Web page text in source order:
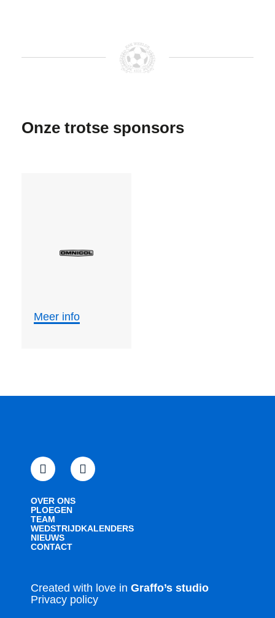
Onze trotse sponsors
Meer info
OVER ONS
PLOEGEN
TEAM
WEDSTRIJDKALENDERS
NIEUWS
CONTACT
Created with love in Graffo’s studio
Privacy policy